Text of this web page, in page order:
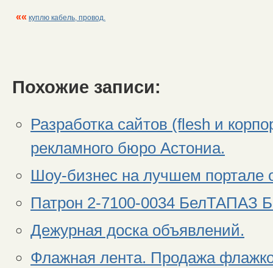
«« куплю кабель, провод.
Похожие записи:
Разработка сайтов (flesh и
рекламного бюро Астониа.
Шоу-бизнес на лучшем портале
Патрон 2-7100-0034 БелТАПАЗ
Дежурная доска объявлений.
Флажная лента. Продажа